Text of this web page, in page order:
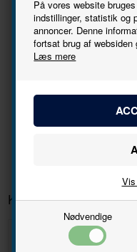
På vores website
indstillinger, statistik og
annoncer. Denne
fortsat brug af
Læs mere
Nødvendige
Foundation and cellar have
erected. Typical building
Kunder købte også
Bliv den første til